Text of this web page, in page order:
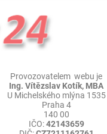
Provozovatelem webu je
Ing. Vítězslav Kotík, MBA
U Michelského mlýna 1535
Praha 4
140 00
IČO:42143659